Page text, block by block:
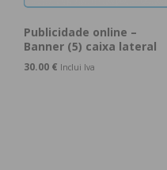
Publicidade online –
Banner (5) caixa lateral
30.00 € Inclui Iva